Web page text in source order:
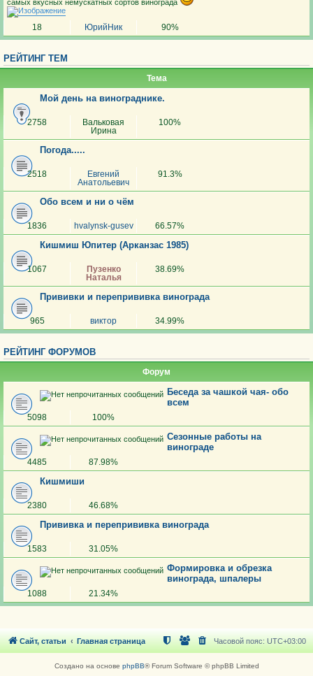
самых вкусных немускатных сортов винограда
18 ЮрийНик 90%
РЕЙТИНГ ТЕМ
Тема
Мой день на винограднике.
2758
Вальковая
Ирина
100%
Погода.....
2518
Евгений
Анатольевич
91.3%
Обо всем и ни о чём
1836 hvalynsk-gusev 66.57%
Кишмиш Юпитер (Арканзас 1985)
1067
Пузенко
Наталья
38.69%
Прививки и перепрививка винограда
965 виктор 34.99%
РЕЙТИНГ ФОРУМОВ
Форум
Беседа за чашкой чая- обо
всем
5098 100%
Сезонные работы на
винограде
4485 87.98%
Кишмиши
2380 46.68%
Прививка и перепрививка винограда
1583 31.05%
Формировка и обрезка
винограда, шпалеры
1088 21.34%
Сайт, статьи Главная страница Часовой пояс: UTC+03:00
Создано на основе phpBB® Forum Software © phpBB Limited